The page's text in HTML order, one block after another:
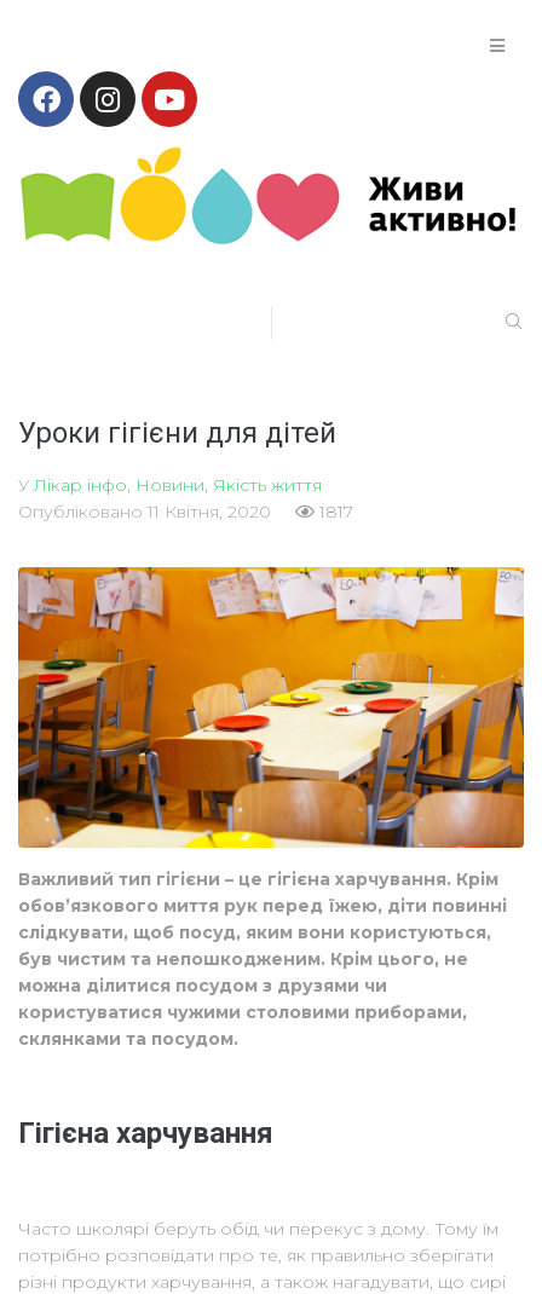
Уроки гігієни для дітей
У Лікар інфо Новини Якість життя
Опубліковано 11 Квітня, 2020 1817
Важливий тип гігієни – це гігієна харчування. Крім
обов’язкового миття рук перед їжею, діти повинні
слідкувати, щоб посуд, яким вони користуються,
був чистим та непошкодженим. Крім цього, не
можна ділитися посудом з друзями чи
користуватися чужими столовими приборами,
склянками та посудом.
Гігієна харчування
Часто школярі беруть обід чи перекус з дому. Тому їм
потрібно розповідати про те, як правильно зберігати
різні продукти харчування, а також нагадувати, що сирі